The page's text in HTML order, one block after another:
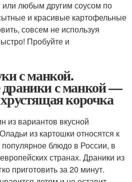
или любым другим соусом по
и красивые картофельные
совсем не используя
Пробуйте и
с манкой.
с манкой —
корочка
из вариантов вкусной
из картошки относятся к
популярное блюдо в России, в
странах. Драники из
приготовить за 20 минут.